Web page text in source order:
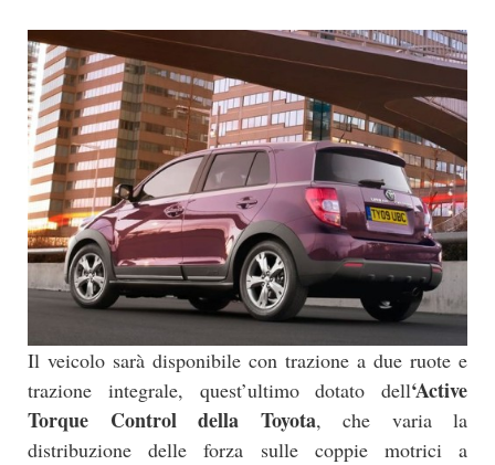
Il veicolo sarà disponibile con trazione a due ruote e
trazione integrale, quest’ultimo dotato dell‘Active
Torque Control della Toyota, che varia la
distribuzione delle forza sulle coppie motrici a